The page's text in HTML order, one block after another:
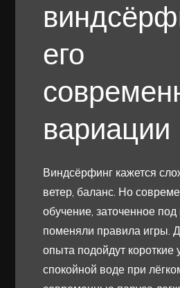
его
вариации
Виндсёрфинг кажется
ветер, баланс. Но
обучение, заточенное под
поменяли правила игры.
опыта подойдут короткие
спокойной воде при